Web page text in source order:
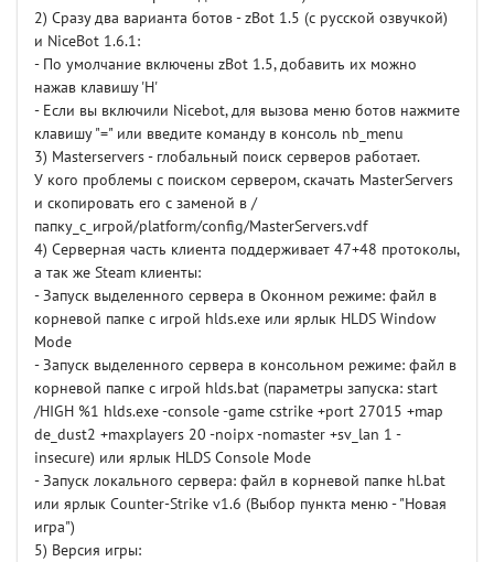
2) Сразу два варианта ботов - zBot 1.5 (с русской озвучкой)
и NiceBot 1.6.1:
- По умолчание включены zBot 1.5, добавить их можно
нажав клавишу 'H'
- Если вы включили Nicebot, для вызова меню ботов нажмите
клавишу "=" или введите команду в консоль nb_menu
3) Masterservers - глобальный поиск серверов работает.
У кого проблемы с поиском сервером, скачать MasterServers
и скопировать его с заменой в /
папку_с_игрой/platform/config/MasterServers.vdf
4) Серверная часть клиента поддерживает 47+48 протоколы,
а так же Steam клиенты:
- Запуск выделенного сервера в Оконном режиме: файл в
корневой папке с игрой hlds.exe или ярлык HLDS Window
Mode
- Запуск выделенного сервера в консольном режиме: файл в
корневой папке с игрой hlds.bat (параметры запуска: start
/HIGH %1 hlds.exe -console -game cstrike +port 27015 +map
de_dust2 +maxplayers 20 -noipx -nomaster +sv_lan 1 -
insecure) или ярлык HLDS Console Mode
- Запуск локального сервера: файл в корневой папке hl.bat
или ярлык Counter-Strike v1.6 (Выбор пункта меню - "Новая
игра")
5) Версия игры: